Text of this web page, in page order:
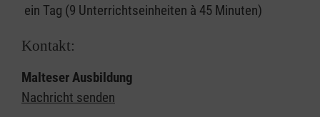
ein Tag (9 Unterrichtseinheiten à 45 Minuten)
Kontakt:
Malteser Ausbildung
Nachricht senden